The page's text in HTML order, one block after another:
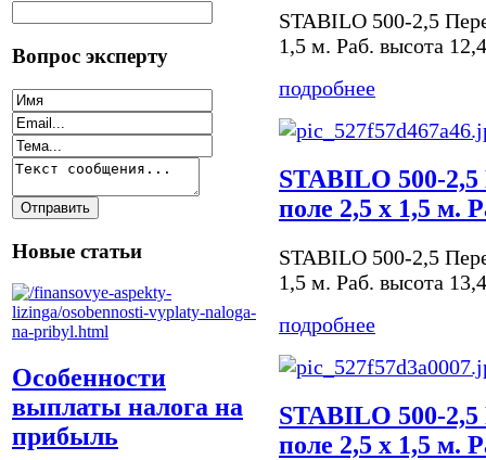
Вопрос эксперту
Новые статьи
Особенности
выплаты налога на
прибыль
STABILO 500-2,5
1,5 м. Раб. высота
подробнее
STABILO 500-
поле 2,5 х 1,5 м.
STABILO 500-2,5
1,5 м. Раб. высота
подробнее
STABILO 500-
поле 2,5 х 1,5 м.